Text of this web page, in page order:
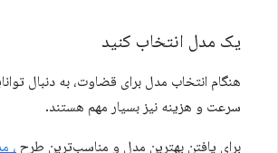
یک مدل انتخاب کنید
سرعت و هزینه نیز بسیار مهم هستند.
برای یافتن بهترین مدل و مناسب‌ترین طرح ،